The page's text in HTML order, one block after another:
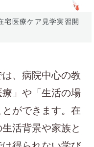
宅医療ケア見学実習開
、病院中心の教
」や「生活の場
ができます。在
活背景や家族と